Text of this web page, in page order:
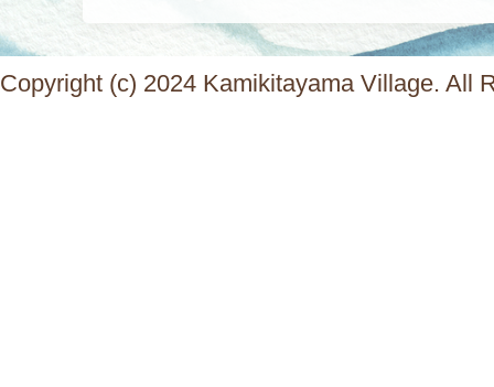
Copyright (c) 2024 Kamikitayama Village. All